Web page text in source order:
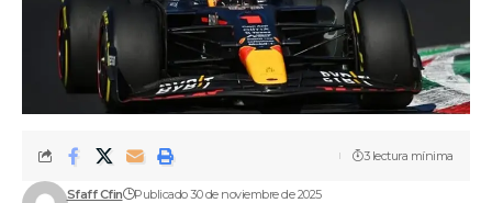
Sfaff Cfin Publicado 30 de noviembre de 2025
3 lectura mínima